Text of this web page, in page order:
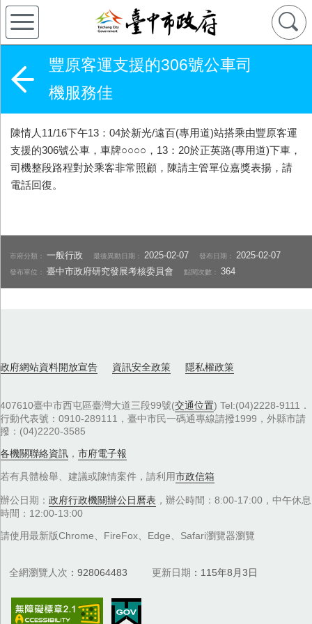
豐原客運支援的306號公車司
機服務佳
陳情人11/16下午13：04於新光/遠百(專用道)站搭乘由豐原客運
支援的306號公車，車牌○○○○，13：20於正英路(專用道)下車，
司機整段路程對於乘客非常照顧，陳請主管單位嘉獎表揚，請
電話回復。
市府分類：一般行政 最後異動日期： 2025-02-07 發布日期： 2025-02-07
發布單位：臺中市政府研究發展考核委員會 點閱次數：364
政府網站資料開放宣告 資訊安全政策 隱私權政策
407610臺中市西屯區臺灣大道三段99號(交通位置) Tel:(04)2228-9111．
行動代表號：0910-289111，臺中市民一碼通專線請撥1999，外縣市請
撥：(04)2220-3585
各機關聯絡資訊 ， 市府電子報
若有具體檢舉、建議或陳情案件，請利用市政信箱
辦公日期： 政府行政機關辦公日曆表 ，辦公時間：8:00-17:00，中午休息
時間：12:00-13:00
請使用最新版Chrome、FireFox、Edge、Safari瀏覽器瀏覽
全網瀏覽人次 928064483 更新日期 115年8月3日